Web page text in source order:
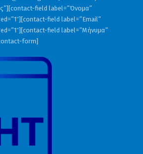
field label=”Όνομα”
field label=”Email”
field label=”Μήνυμα”
form]